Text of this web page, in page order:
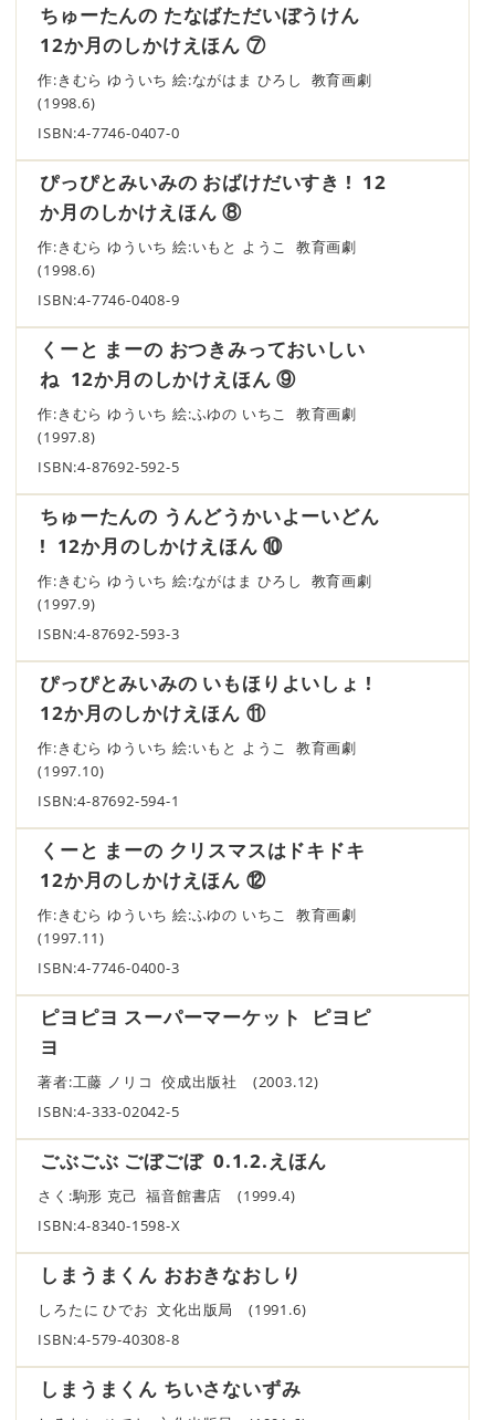
ちゅーたんの たなばただいぼうけん
12か月のしかけえほん ⑦
作:きむら ゆういち 絵:ながはま ひろし 教育画劇
(1998.6)
ISBN:4-7746-0407-0
ぴっぴとみいみの おばけだいすき ! 12
か月のしかけえほん ⑧
作:きむら ゆういち 絵:いもと ようこ 教育画劇
(1998.6)
ISBN:4-7746-0408-9
くーと まーの おつきみっておいしい
ね 12か月のしかけえほん ⑨
作:きむら ゆういち 絵:ふゆの いちこ 教育画劇
(1997.8)
ISBN:4-87692-592-5
ちゅーたんの うんどうかいよーいどん
! 12か月のしかけえほん ⑩
作:きむら ゆういち 絵:ながはま ひろし 教育画劇
(1997.9)
ISBN:4-87692-593-3
ぴっぴとみいみの いもほりよいしょ !
12か月のしかけえほん ⑪
作:きむら ゆういち 絵:いもと ようこ 教育画劇
(1997.10)
ISBN:4-87692-594-1
くーと まーの クリスマスはドキドキ
12か月のしかけえほん ⑫
作:きむら ゆういち 絵:ふゆの いちこ 教育画劇
(1997.11)
ISBN:4-7746-0400-3
ピヨピヨ スーパーマーケット ピヨピ
ヨ
著者:工藤 ノリコ 佼成出版社 (2003.12)
ISBN:4-333-02042-5
ごぶごぶ ごぼごぼ 0.1.2.えほん
さく:駒形 克己 福音館書店 (1999.4)
ISBN:4-8340-1598-X
しまうまくん おおきなおしり
しろたに ひでお 文化出版局 (1991.6)
ISBN:4-579-40308-8
しまうまくん ちいさないずみ